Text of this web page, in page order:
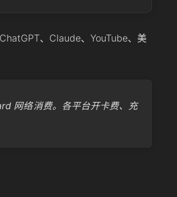
、Claude、YouTube、美
网络消费。各平台开卡费、充